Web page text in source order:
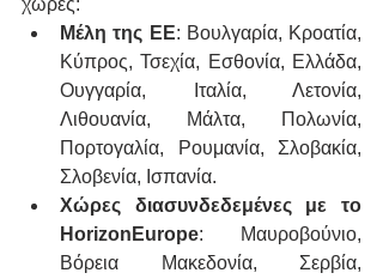
Μέλη της ΕΕ: Βουλγαρία, Κροατία,
Κύπρος, Τσεχία, Εσθονία, Ελλάδα,
Ουγγαρία, Ιταλία, Λετονία,
Λιθουανία, Μάλτα, Πολωνία,
Πορτογαλία, Ρουμανία, Σλοβακία,
Σλοβενία, Ισπανία.
Χώρες διασυνδεδεμένες με το
HorizonEurope: Μαυροβούνιο,
Βόρεια Μακεδονία, Σερβία,